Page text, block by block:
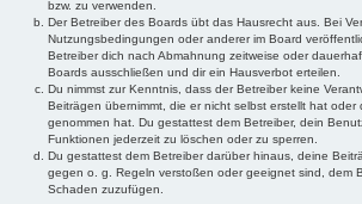
bzw. zu verwenden.
Der Betreiber des Boards übt das Hausrecht aus. Bei
Nutzungsbedingungen oder anderer im Board
Betreiber dich nach Abmahnung zeitweise oder
Boards ausschließen und dir ein Hausverbot erteilen.
Du nimmst zur Kenntnis, dass der Betreiber keine
Beiträgen übernimmt, die er nicht selbst erstellt hat oder
genommen hat. Du gestattest dem Betreiber, dein
Funktionen jederzeit zu löschen oder zu sperren.
Du gestattest dem Betreiber darüber hinaus, deine
gegen o. g. Regeln verstoßen oder geeignet sind, dem
Schaden zuzufügen.